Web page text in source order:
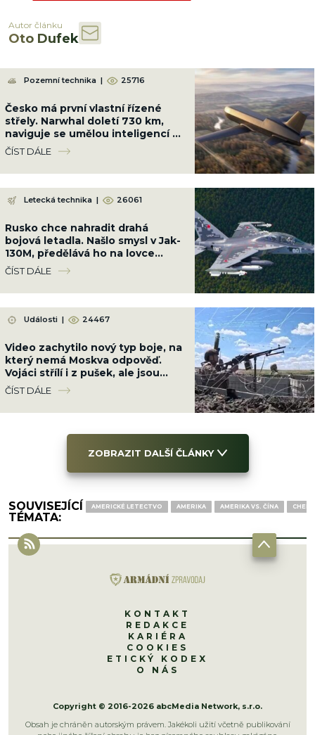
Autor článku
Oto Dufek
Pozemní technika | 25716
Česko má první vlastní řízené
střely. Narwhal doletí 730 km,
naviguje se umělou inteligencí a
GPS nepotřebuje
ČÍST DÁLE
Letecká technika | 26061
Rusko chce nahradit drahá
bojová letadla. Našlo smysl v Jak-
130M, předělává ho na lovce
dronů a námořních plavidel
ČÍST DÁLE
Události | 24467
Video zachytilo nový typ boje, na
který nemá Moskva odpověď.
Vojáci střílí i z pušek, ale jsou
marní
ČÍST DÁLE
ZOBRAZIT DALŠÍ ČLÁNKY
SOUVISEJÍCÍ
TÉMATA:
AMERICKÉ LETECTVO AMERIKA AMERIKA VS. ČÍNA
KONTAKT
REDAKCE
KARIÉRA
COOKIES
ETICKÝ KODEX
O NÁS
Copyright © 2016-2026 abcMedia Network, s.r.o.
Obsah je chráněn autorským právem. Jakékoli užití včetně publikování